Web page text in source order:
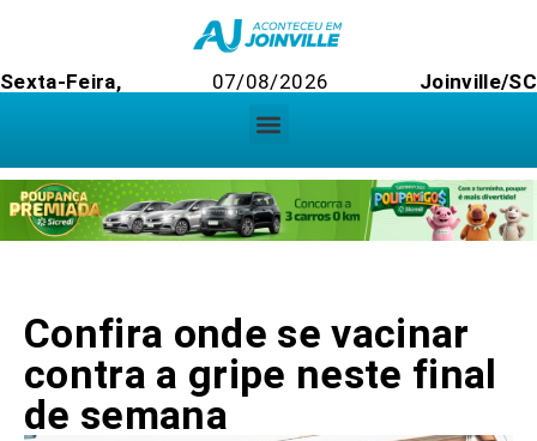
Sexta-Feira, 07/08/2026 Joinville/SC
Confira onde se vacinar
contra a gripe neste final
de semana